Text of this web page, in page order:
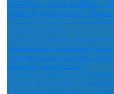
КОБУДО – КАТА ТАЙХО –
Боевое Единоборство».
Спортивная дисциплина
ДЗЮЦУ» (ККТД)
КОБУДО. Присвоение I-III
юношеских спортивных
условия их выполнения по
Боевое Единоборство»
КОБУДО. Присвоение
Спорта России (МС) и
в Мастера Спорта России